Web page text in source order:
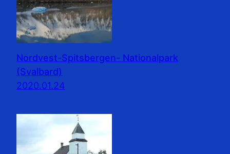
Nordvest-Spitsbergen- Nationalpark
(Svalbard)
2020.01.24